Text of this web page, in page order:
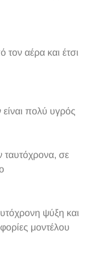
τον αέρα και έτσι
είναι πολύ υγρός
ταυτόχρονα, σε
ψύξη και
μοντέλου